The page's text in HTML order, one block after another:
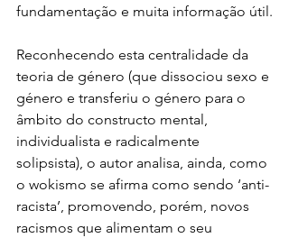
fundamentação e muita informação útil.
Reconhecendo esta centralidade da
teoria de género (que dissociou sexo e
género e transferiu o género para o
âmbito do constructo mental,
individualista e radicalmente
solipsista), o autor analisa, ainda, como
o wokismo se afirma como sendo ‘anti-
racista’, promovendo, porém, novos
racismos que alimentam o seu